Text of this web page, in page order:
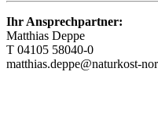
Ihr Ansprechpartner:
Matthias Deppe
T 04105 58040-0
matthias.deppe@naturkost-